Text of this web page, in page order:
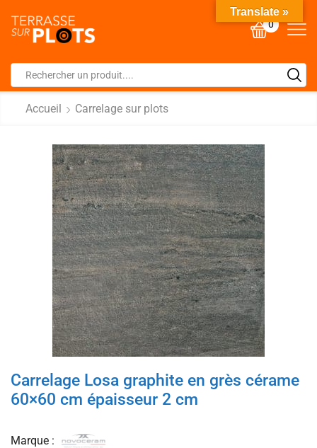
0
Accueil Carrelage sur plots
Carrelage Losa graphite en grès cérame
60×60 cm épaisseur 2 cm
Marque :
Translate »